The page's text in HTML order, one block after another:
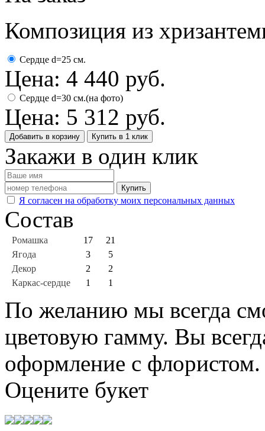
Композиция из
Сердце d=25 см.
Цена: 4 440 руб.
Сердце d=30 см.(на фото)
Цена: 5 312 руб.
Добавить в корзину Купить в 1 клик
Закажи в один клик
Купить
Я согласен на обработку моих персональных данных
Состав
Ромашка 17
21
Ягода
3
5
Декор
2
2
Каркас-сердце
1 1
По желанию мы всегда
цветовую гамму. Вы
оформление с флористом.
Оцените букет